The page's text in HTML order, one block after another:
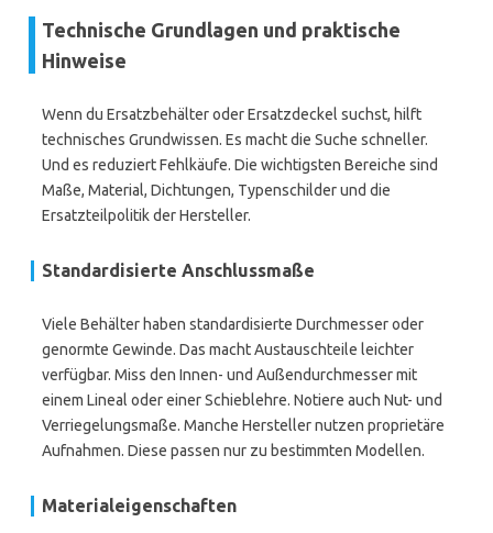
Technische Grundlagen und praktische
Hinweise
Wenn du Ersatzbehälter oder Ersatzdeckel suchst, hilft
technisches Grundwissen. Es macht die Suche schneller.
Und es reduziert Fehlkäufe. Die wichtigsten Bereiche sind
Maße, Material, Dichtungen, Typenschilder und die
Ersatzteilpolitik der Hersteller.
Standardisierte Anschlussmaße
Viele Behälter haben standardisierte Durchmesser oder
genormte Gewinde. Das macht Austauschteile leichter
verfügbar. Miss den Innen- und Außendurchmesser mit
einem Lineal oder einer Schieblehre. Notiere auch Nut- und
Verriegelungsmaße. Manche Hersteller nutzen proprietäre
Aufnahmen. Diese passen nur zu bestimmten Modellen.
Materialeigenschaften